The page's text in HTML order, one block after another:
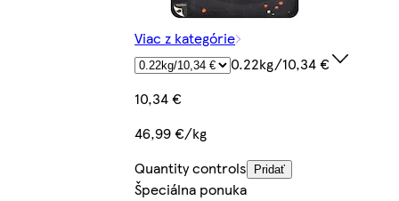
Viac z kategórie
0.22kg/10,34 €
10,34 €
46,99 €/kg
Quantity controls
Pridať
Špeciálna ponuka